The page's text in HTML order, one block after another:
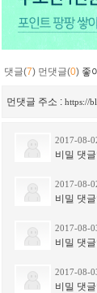
댓글(7) 먼댓글(0) 좋
먼댓글 주소 : https://
2017-08-
비밀 댓
2017-08-
비밀 댓
2017-08-
비밀 댓
2017-08-
비밀 댓